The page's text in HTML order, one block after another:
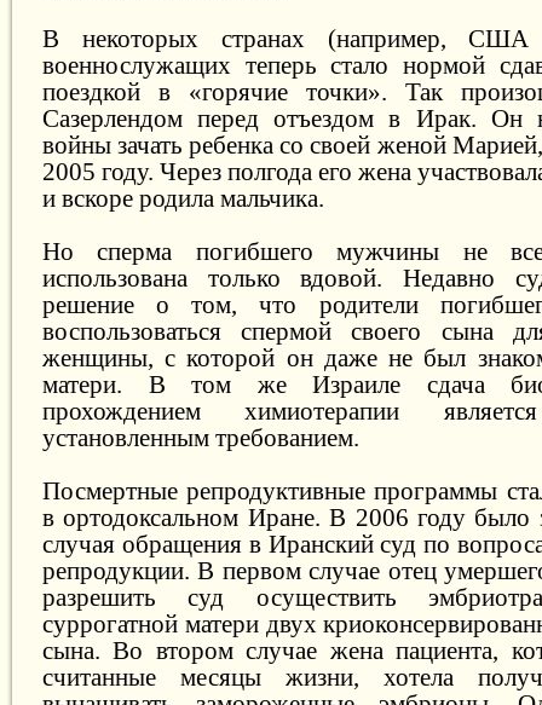
В некоторых странах (например,
военнослужащих теперь стало нормой
поездкой в «горячие точки». Так
Сазерлендом перед отъездом в Ирак. Он
войны зачать ребенка со своей женой
2005 году. Через полгода его жена
и вскоре родила мальчика.
Но сперма погибшего мужчины не
использована только вдовой. Недавно
решение о том, что родители
воспользоваться спермой своего сына
женщины, с которой он даже не был
матери. В том же Израиле сдача
прохождением химиотерапии является
установленным требованием.
Посмертные репродуктивные программы
в ортодоксальном Иране. В 2006 году было
случая обращения в Иранский суд по
репродукции. В первом случае отец
разрешить суд осуществить
суррогатной матери двух
сына. Во втором случае жена пациента,
считанные месяцы жизни, хотела